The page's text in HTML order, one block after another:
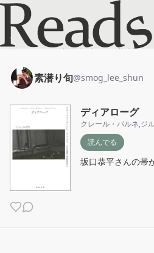
素潜り旬 ディアローグ
ホーム 素潜り旬 投稿
素潜り旬@smog_lee_shun
ディアローグ
クレール・パルネ,ジ
読んでる
坂口恭平さんの帯